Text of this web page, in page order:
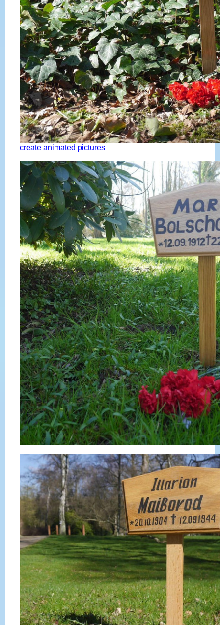
create animated pictures